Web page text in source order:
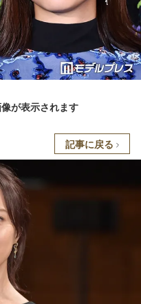
が表示されます
記事に戻る